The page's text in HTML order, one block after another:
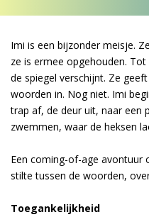
Imi is een bijzonder meisje.
ze is ermee opgehouden.
de spiegel verschijnt. Ze
woorden in. Nog niet. Imi
trap af, de deur uit, naar een
zwemmen, waar de heksen
Een coming-of-age avontuur
stilte tussen de woorden,
Toegankelijkheid